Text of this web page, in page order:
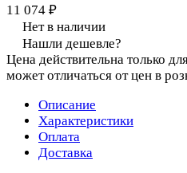
11 074 ₽
Нет в наличии
Нашли дешевле?
Цена действительна только
может отличаться от цен в
Описание
Характеристики
Оплата
Доставка